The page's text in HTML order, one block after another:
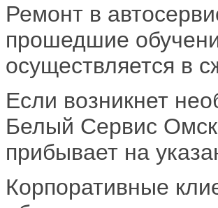
Ремонт в
прошедшие
осуществляется в
Если возникнет
Белый Сервис Омск
прибывает на
Корпоративные